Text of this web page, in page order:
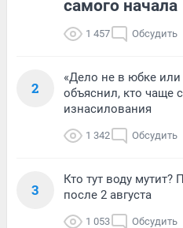
самого начала
1 457 Обсудить
2
«Дело не в юбке
объяснил, кто чаще
изнасилования
1 342 Обсудить
3
Кто тут воду мутит?
после 2 августа
1 053 Обсудить